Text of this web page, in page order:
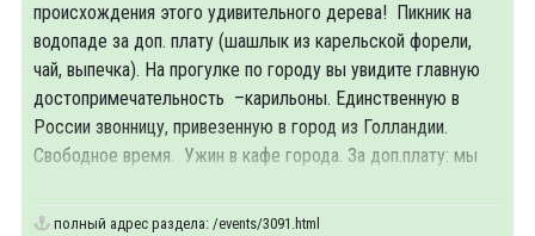
происхождения этого удивительного дерева! Пикник на
водопаде за доп. плату (шашлык из карельской форели,
чай, выпечка). На прогулке по городу вы увидите главную
достопримечательность –карильоны. Единственную в
России звонницу, привезенную в город из Голландии.
Свободное время. Ужин в кафе города. За доп.плату: мы
полный адрес раздела: /events/3091.html